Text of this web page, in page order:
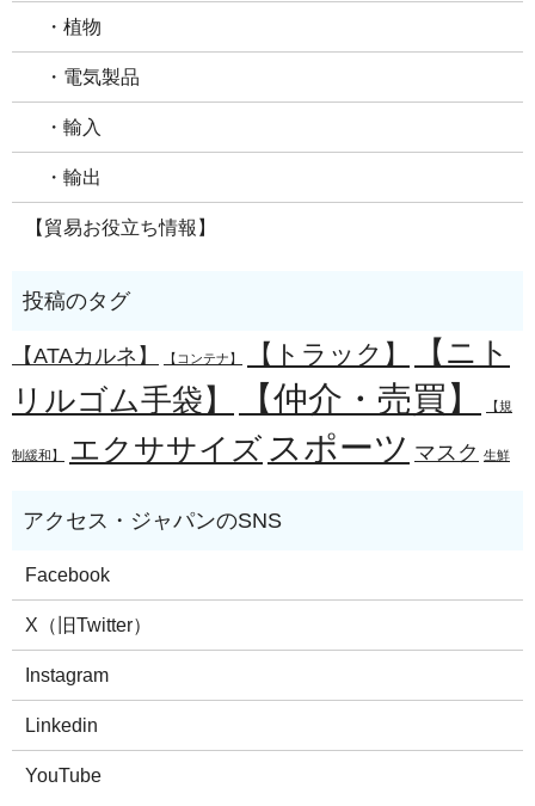
・植物
・電気製品
・輸入
・輸出
【貿易お役立ち情報】
【ATAカルネ】 【コンテナ】 【トラック】
【ニト
リルゴム手袋】
【仲介・売買】 【規
制緩和】 エクササイズ スポーツ マスク 生鮮
Facebook
X（旧Twitter）
Instagram
Linkedin
YouTube